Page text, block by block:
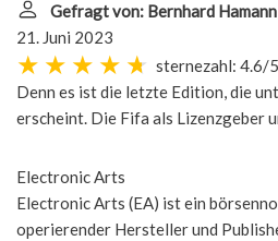
Gefragt von: Bernhard Hamann
21. Juni 2023
sternezahl: 4.6/5
Denn es ist die letzte Edition, die
erscheint. Die Fifa als Lizenzgeber
Electronic Arts
Electronic Arts (EA) ist ein
operierender Hersteller und